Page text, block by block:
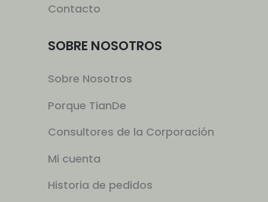
Contacto
SOBRE NOSOTROS
Sobre Nosotros
Porque TianDe
Consultores de la Corporación
Mi cuenta
Historia de pedidos